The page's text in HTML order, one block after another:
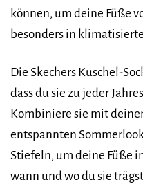
können, um deine Füße
besonders in
Die Skechers Kuschel-
dass du sie zu jeder
Kombiniere sie mit
entspannten
Stiefeln, um deine Füße
wann und wo du sie